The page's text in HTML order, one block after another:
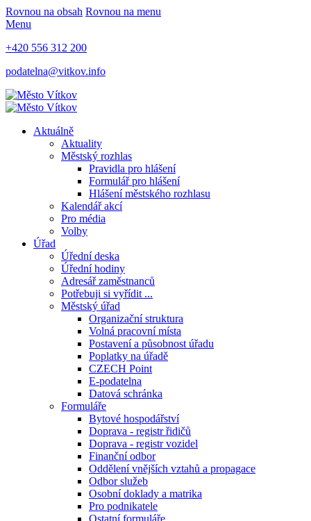
Rovnou na obsah Rovnou na menu
Menu
+420 556 312 200
podatelna@vitkov.info
Aktuálně
Aktuality
Městský rozhlas
Pravidla pro hlášení
Formulář pro hlášení
Hlášení městského rozhlasu
Kalendář akcí
Pro média
Volby
Úřad
Úřední deska
Úřední hodiny
Adresář zaměstnanců
Potřebuji si vyřídit ...
Městský úřad
Organizační struktura
Volná pracovní místa
Postavení a působnost úřadu
Poplatky na úřadě
CZECH Point
E-podatelna
Datová schránka
Formuláře
Bytové hospodářství
Doprava - registr řidičů
Doprava - registr vozidel
Finanční odbor
Oddělení vnějších vztahů a propagace
Odbor služeb
Osobní doklady a matrika
Pro podnikatele
Ostatní formuláře